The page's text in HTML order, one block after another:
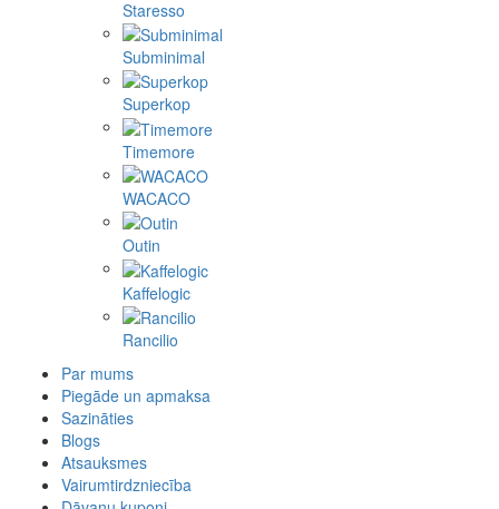
Gene Café
Goat Story
Hario
La Pavoni
Mlynko
PUQ
SEALPOD